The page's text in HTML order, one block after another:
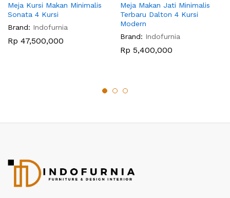
Meja Kursi Makan Minimalis
Sonata 4 Kursi
Brand: Indofurnia
Rp 47,500,000
Meja Makan Jati Minimalis
Terbaru Dalton 4 Kursi
Modern
Brand: Indofurnia
Rp 5,400,000